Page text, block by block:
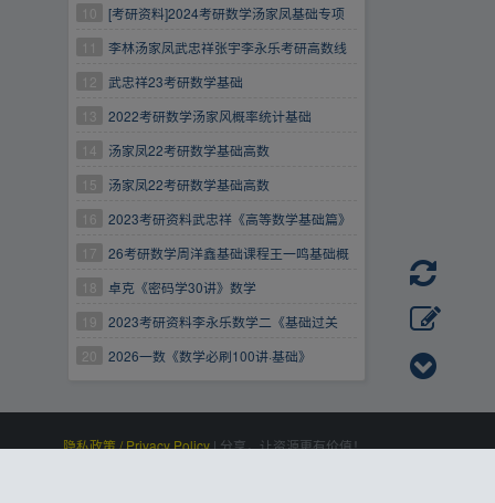
10
[考研资料]2024考研数学汤家凤基础专项
全程班
11
李林汤家凤武忠祥张宇李永乐考研高数线
代概率论基础强化冲刺
12
武忠祥23考研数学基础
13
2022考研数学汤家风概率统计基础
14
汤家凤22考研数学基础高数
15
汤家凤22考研数学基础高数
16
2023考研资料武忠祥《高等数学基础篇》
高清版PDF
17
26考研数学周洋鑫基础课程王一鸣基础概
率高途高数强化等等
18
卓克《密码学30讲》数学
19
2023考研资料李永乐数学二《基础过关
660题》试题册 高清版PDF
20
2026一数《数学必刷100讲·基础》
隐私政策 / Privacy Policy|分享，让资源更有价值！